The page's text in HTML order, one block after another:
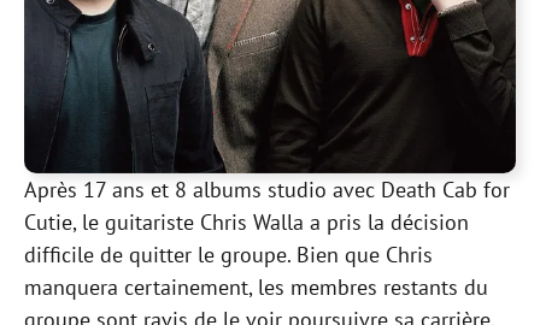
Après 17 ans et 8 albums studio avec Death Cab for
Cutie, le guitariste Chris Walla a pris la décision
difficile de quitter le groupe. Bien que Chris
manquera certainement, les membres restants du